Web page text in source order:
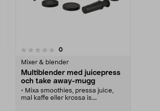
0recensioner
Mixer & blender
Multiblender med juicepress
och take away-mugg
• Mixa smoothies, pressa juice,
mal kaffe eller krossa is.